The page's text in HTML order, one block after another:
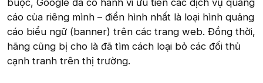
cáo của riêng mình – điển hình nhất là loại hình quảng
cáo biểu ngữ (banner) trên các trang web. Đồng thời,
hãng cũng bị cho là đã tìm cách loại bỏ các đối thủ
cạnh tranh trên thị trường.